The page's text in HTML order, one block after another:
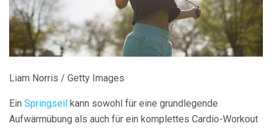
Liam Norris / Getty Images
Ein Springseil kann sowohl für eine grundlegende
Aufwärmübung als auch für ein komplettes Cardio-Workout